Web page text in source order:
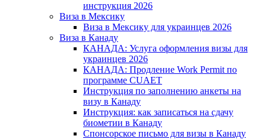
инструкция 2026
Виза в Мексику
Виза в Мексику для украинцев 2026
Виза в Канаду
КАНАДА: Услуга оформления визы для
украинцев 2026
КАНАДА: Продление Work Permit по
программе CUAET
Инструкция по заполнению анкеты на
визу в Канаду
Инструкция: как записаться на сдачу
биометии в Канаду
Спонсорское письмо для визы в Канаду